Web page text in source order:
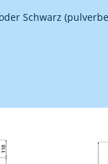
Schwarz